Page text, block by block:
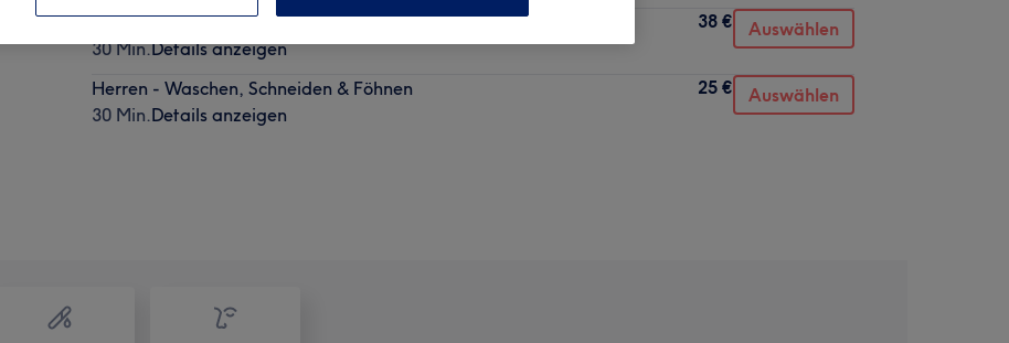
Herren - Haarschnitt & Bart Rasur
30 Min.Details anzeigen
38 € Auswählen
Herren - Waschen, Schneiden & Föhnen
30 Min.Details anzeigen
25 € Auswählen